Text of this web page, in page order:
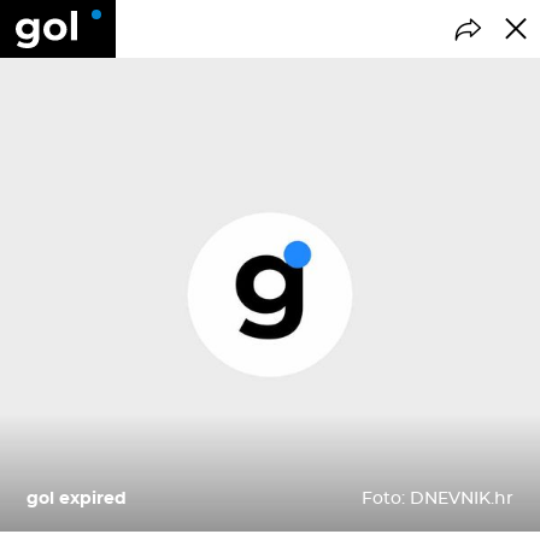
gol expired Foto: DNEVNIK.hr